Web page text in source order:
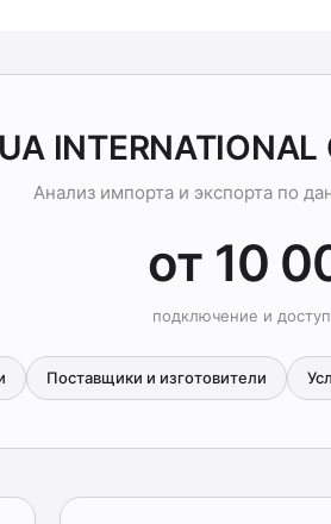
INTERNATIONAL
Анализ импорта и экспорта по
от 10
подключение и
Поставщики и изготовители